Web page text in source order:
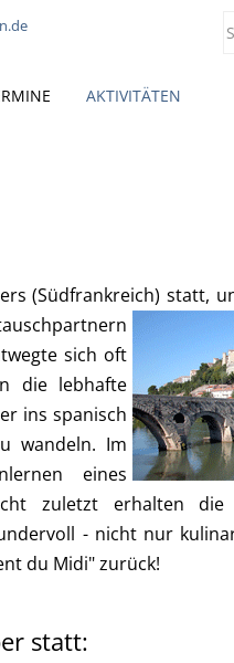
AKTIVITÄTEN
(Südfrankreich) statt,
sich oft
die lebhafte
ins spanisch
wandeln. Im
eines
zuletzt erhalten
- nicht nur
du Midi" zurück!
statt: